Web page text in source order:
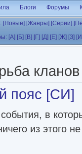
Блоги Форумы
[Новые] [Жанры] [Серии]
[А] [Б] [В] [Г] [Д] [Е] [Ж] [З]
кланов
пояс [СИ]
в
из этого